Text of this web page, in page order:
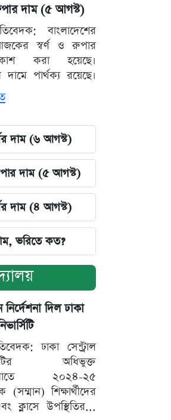
দাম (৫ আগস্ট)
বাংলাদেশের
স্বর্ণ ও রুপার
করা হয়েছে।
পার্থক্য রয়েছে।
দাম (৬ আগস্ট)
দাম (৫ আগস্ট)
দাম (৪ আগস্ট)
ভরিতে কত?
দিল ঢাকা
ঢাকা সেন্ট্রাল
অধিভুক্ত
২০২৪-২৫
(সম্মান) শিক্ষার্থীদের
ক্লাসে উপস্থিতির...